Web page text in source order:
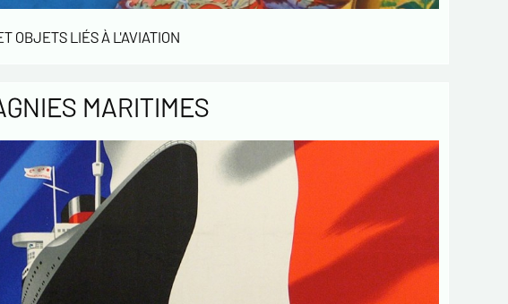
informations saisies dans ce formulaire soient
En cochant cette case, j'accepte de recevoir
des Lettres d'information de votre part
concernant votre activités.
* champs obligatoires
OBJETS LIÉS À L'AVIATION
MARITIMES